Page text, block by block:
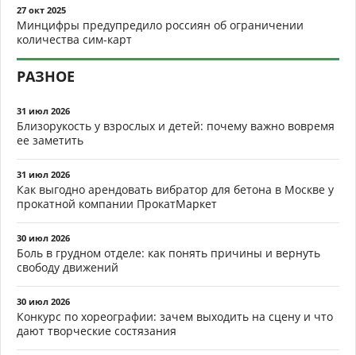
27 окт 2025
Минцифры предупредило россиян об ограничении
количества сим-карт
РАЗНОЕ
31 июл 2026
Близорукость у взрослых и детей: почему важно вовремя
ее заметить
31 июл 2026
Как выгодно арендовать вибратор для бетона в Москве у
прокатной компании ПрокатМаркет
30 июл 2026
Боль в грудном отделе: как понять причины и вернуть
свободу движений
30 июл 2026
Конкурс по хореографии: зачем выходить на сцену и что
дают творческие состязания